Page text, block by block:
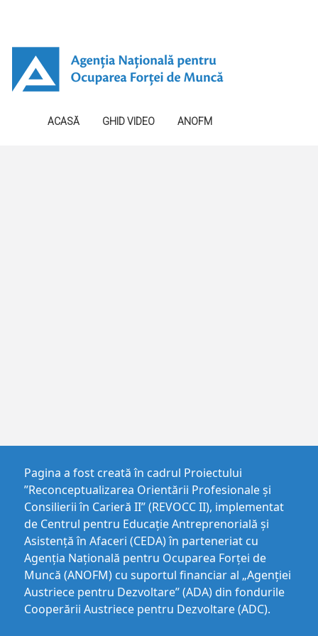
ACASĂ GHID VIDEO ANOFM
Pagina a fost creată în cadrul Proiectului
”Reconceptualizarea Orientării Profesionale și
Consilierii în Carieră II” (REVOCC II), implementat
de Centrul pentru Educaţie Antreprenorială şi
Asistenţă în Afaceri (CEDA) în parteneriat cu
Agenția Națională pentru Ocuparea Forței de
Muncă (ANOFM) cu suportul financiar al „Agenției
Austriece pentru Dezvoltare” (ADA) din fondurile
Cooperării Austriece pentru Dezvoltare (ADC).